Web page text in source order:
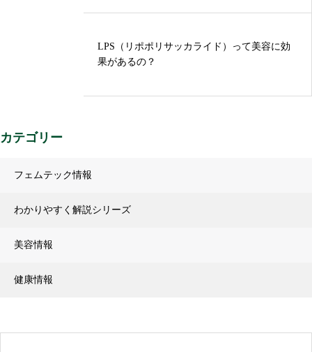
LPS（リポポリサッカライド）って美容に効
果があるの？
カテゴリー
フェムテック情報
わかりやすく解説シリーズ
美容情報
健康情報